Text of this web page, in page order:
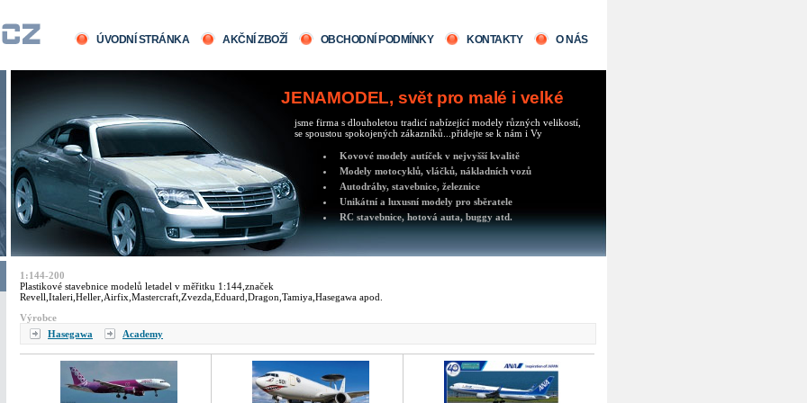
ÚVODNÍ STRÁNKA AKČNÍ ZBOŽÍ OBCHODNÍ PODMÍNKY KONTAKTY O NÁS
JENAMODEL, svět pro malé i velké
jsme firma s dlouholetou tradicí nabízející modely různých velikostí,
se spoustou spokojených zákazníků...přidejte se k nám i Vy
Kovové modely autíček v nejvyšší kvalitě
Modely motocyklů, vláčků, nákladních vozů
Autodráhy, stavebnice, železnice
Unikátní a luxusní modely pro sběratele
RC stavebnice, hotová auta, buggy atd.
1:144-200
Plastikové stavebnice modelů letadel v měřitku 1:144,značek
Revell,Italeri,Heller,Airfix,Mastercraft,Zvezda,Eduard,Dragon,Tamiya,Hasegawa apod.
Výrobce
Hasegawa
Academy